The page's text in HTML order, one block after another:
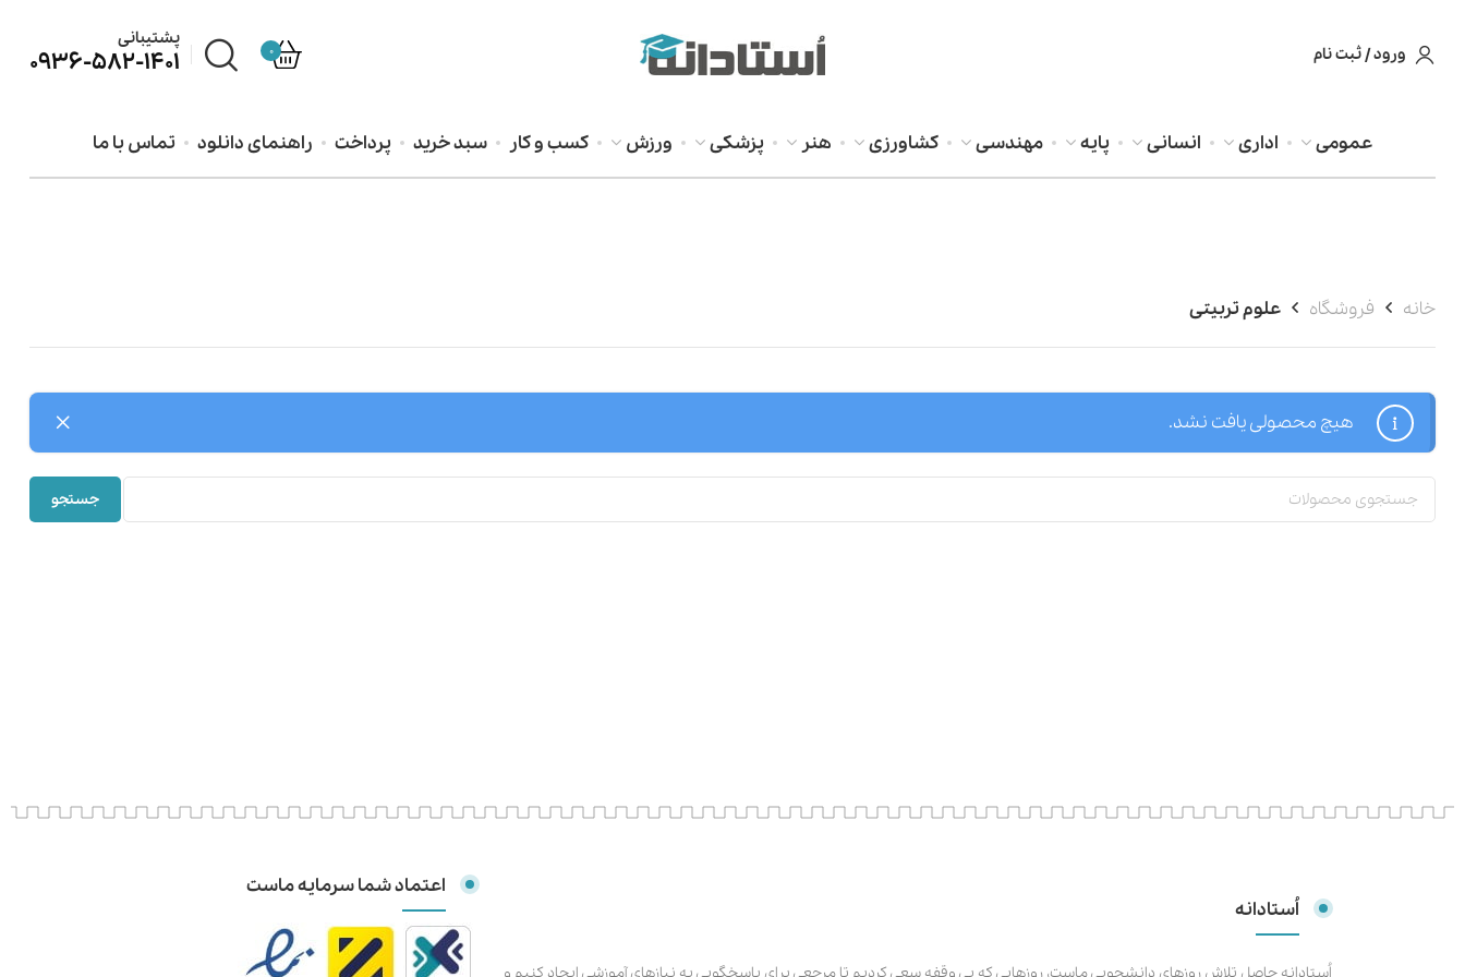
ورود / ثبت نام 0
پشتیبانی
0936-582-1401
عمومی اداری انسانی پایه مهندسی کشاورزی هنر پزشکی ورزش کسب و کار سبد خرید پرداخت راهنمای دانلود تماس با ما
خانه فروشگاه علوم تربیتی
هیچ محصولی یافت نشد.
جستجو
اُستادانه
اُستادانه حاصل تلاش روزهای دانشجویی ماست، روزهایی که بی وقفه سعی کردیم تا مرجعی برای پاسخگویی به نیازهای آموزشی ایجاد کنیم و
اعتماد شما سرمایه ماست